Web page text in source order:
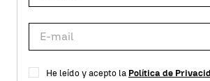
He leído y acepto la Política de